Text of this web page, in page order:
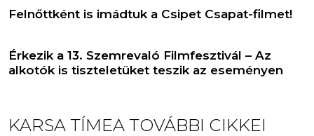
Felnőttként is imádtuk a Csipet Csapat-filmet!
Érkezik a 13. Szemrevaló Filmfesztivál – Az
alkotók is tiszteletüket teszik az eseményen
KARSA TÍMEA TOVÁBBI CIKKEI